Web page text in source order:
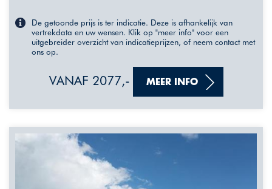
De getoonde prijs is ter indicatie. Deze is afhankelijk van
vertrekdata en uw wensen. Klik op "meer info" voor een
uitgebreider overzicht van indicatieprijzen, of neem contact met
ons op.
VANAF 2077,- MEER INFO